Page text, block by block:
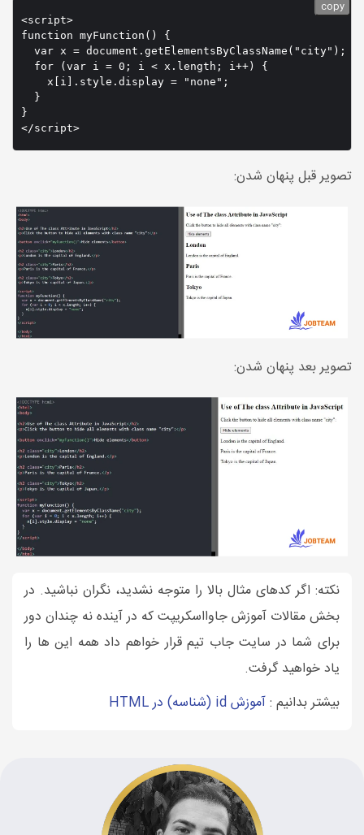
<script>
function myFunction() {
  var x = document.getElementsByClassName("city");
  for (var i = 0; i < x.length; i++) {
    x[i].style.display = "none";
  }
}
copy
تصویر قبل پنهان شدن:
تصویر بعد پنهان شدن:
نکته: اگر کدهای مثال بالا را متوجه نشدید، نگران نباشید. در
بخش مقالات آموزش جاوااسکریپت که در آینده نه چندان دور
برای شما در سایت جاب تیم قرار خواهم داد همه این ها را
یاد خواهید گرفت.
بیشتر بدانیم :آموزش id (شناسه) در HTML